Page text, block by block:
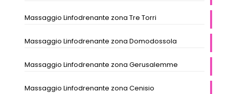
Massaggio Linfodrenante zona Tre Torri
Massaggio Linfodrenante zona Domodossola
Massaggio Linfodrenante zona Gerusalemme
Massaggio Linfodrenante zona Cenisio